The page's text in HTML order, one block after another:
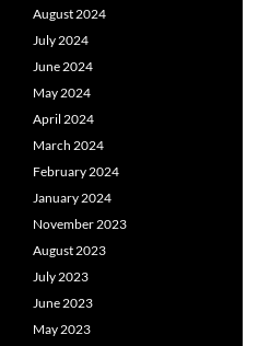
August 2024
July 2024
June 2024
May 2024
April 2024
March 2024
February 2024
January 2024
November 2023
August 2023
July 2023
June 2023
May 2023